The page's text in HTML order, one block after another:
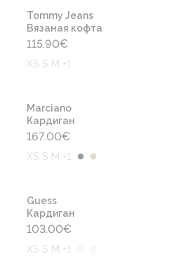
Tommy Jeans
Вязаная кофта
115.90€
XS S M +1
Marciano
Кардиган
167.00€
XS S M +1
Guess
Кардиган
103.00€
XS S M +1